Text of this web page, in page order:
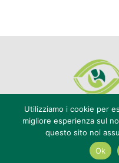
Editore Progetto Touring srl -
02636800803 - Reg.
Utilizziamo i cookie per
migliore esperienza sul
questo sito noi
Ok